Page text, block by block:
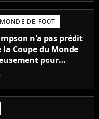
DE FOOT
n'a pas prédit
la Coupe du Monde
pour